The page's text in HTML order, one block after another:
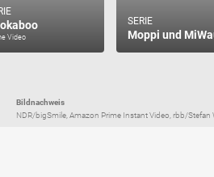
Video
SERIE
Moppi und
Bildnachweis
NDR/bigSmile, Amazon Prime Instant Video, rbb/Stefan